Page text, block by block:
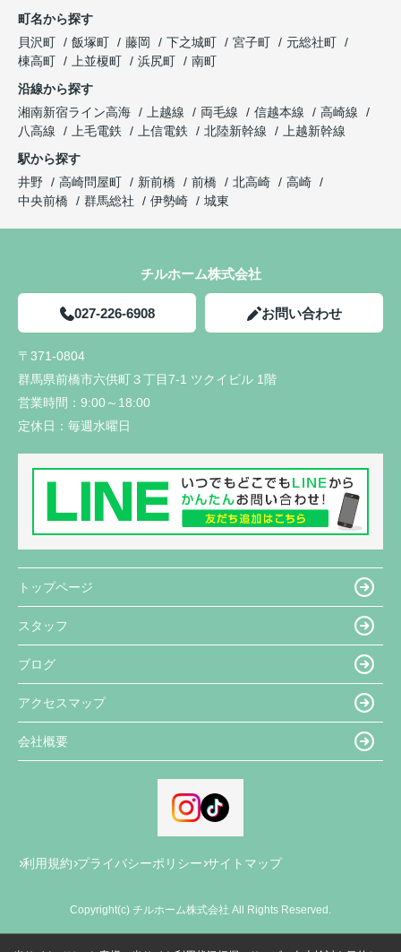
町名から探す
貝沢町
飯塚町 藤岡 下之城町 宮子町
元総社町
棟高町
上並榎町 浜尻町
南町
沿線から探す
湘南新宿ライン高海
上越線 両毛線 信越本線
高崎線
八高線
上毛電鉄 上信電鉄 北陸新幹線
上越新幹線
駅から探す
井野
高崎問屋町 新前橋 前橋 北高崎
高崎
中央前橋
群馬総社 伊勢崎 城東
チルホーム株式会社
027-226-6908 お問い合わせ
〒371-0804
群馬県前橋市六供町３丁目7-1 ツクイビル 1階
営業時間： 9:00～18:00
定休日： 毎週水曜日
トップページ
スタッフ
ブログ
アクセスマップ
会社概要
利用規約 プライバシーポリシー サイトマップ
Copyright(c) チルホーム株式会社 All Rights Reserved.